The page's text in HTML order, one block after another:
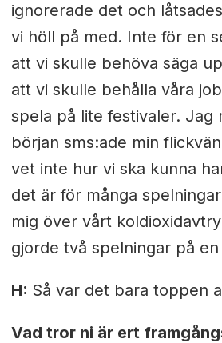
ignorerade det och
vi höll på med. Inte för en
att vi skulle behöva säga
att vi skulle behålla våra
spela på lite festivaler. Jag
början sms:ade min
vet inte hur vi ska kunna
det är för många
mig över vårt
gjorde två spelningar på
H: Så var det bara toppen
Vad tror ni är ert